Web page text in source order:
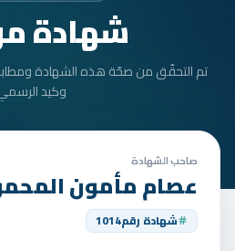
المتدربون
الأمان
تواصل
الوظائف
شهادة
تم التحقّق من صحّة هذه الشهادة
وكيد
صاحب الشهادة
عصام مأمون
شهادة رقم1014